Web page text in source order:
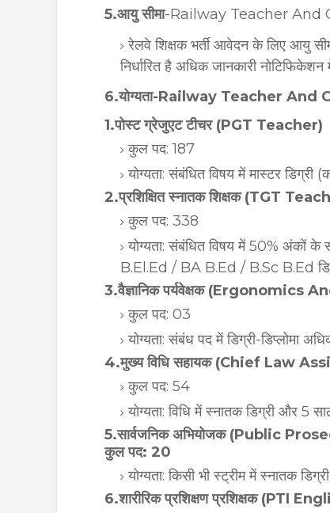
5.आयु सीमा-Railway Teacher And
रेलवे शिक्षक भर्ती आवेदन के लिए आयु
निर्धारित है अधिक जानकारी
6.योग्यता-Railway Teacher
1.पोस्ट ग्रेजुएट टीचर (PGT Teacher)
कुल पद: 187
योग्यता: संबंधित विषय में मास्टर
2.प्रशिक्षित स्नातक शिक्षक (TGT
कुल पद: 338
योग्यता: संबंधित विषय में 50% अंकों
B.El.Ed / BA B.Ed / B.Sc B.Ed
3.वैज्ञानिक पर्यवेक्षक (Ergonomics
कुल पद: 03
योग्यता: संबंध पद में डिग्री-डिप्लोमा
4.मुख्य विधि सहायक (Chief Law
कुल पद: 54
योग्यता: विधि में स्नातक डिग्री और 5
5.सार्वजनिक अभियोजक (Public
कुल पद: 20
योग्यता: किसी भी स्ट्रीम में स्नातक
6.शारीरिक प्रशिक्षण प्रशिक्षक (PTI